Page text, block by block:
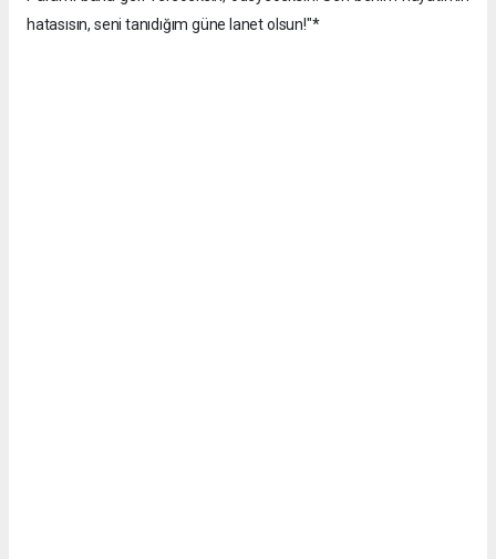
hatasısın, seni tanıdığım güne lanet olsun!"*